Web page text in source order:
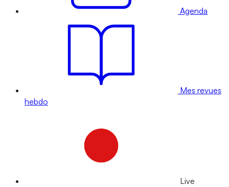
Agenda
Mes revues
hebdo
Live